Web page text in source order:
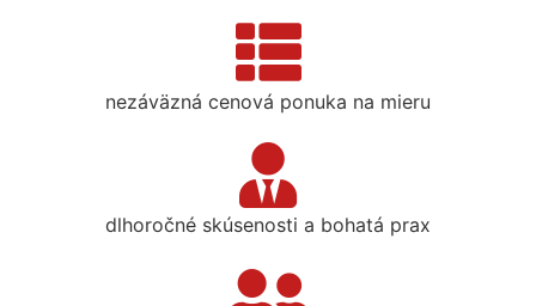
nezáväzná cenová ponuka na mieru
dlhoročné skúsenosti a bohatá prax